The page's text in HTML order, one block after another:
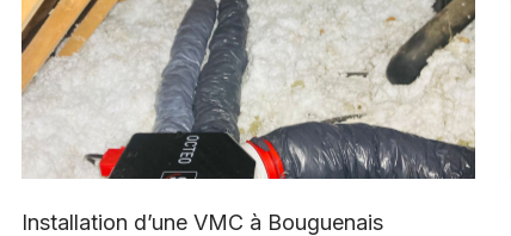
Installation d’une VMC à Bouguenais